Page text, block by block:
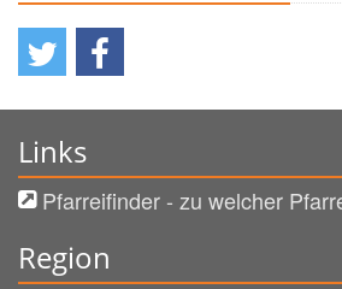
Links
Pfarreifinder - zu welcher
Region